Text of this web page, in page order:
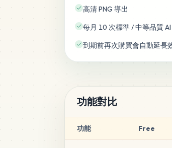
高清 PNG 導出
每月 10 次標準 / 中等品質
到期前再次購買會自動延長
功能對比
功能 Free